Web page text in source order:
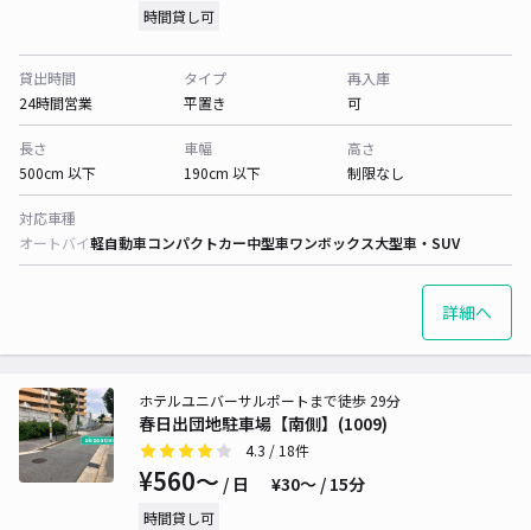
時間貸し可
貸出時間
24時間営業
タイプ
平置き
再入庫
可
長さ
500cm 以下
車幅
190cm 以下
高さ
制限なし
対応車種
オートバイ軽自動車コンパクトカー中型車ワンボックス大型車・SUV
詳細へ
春日出団地駐車場【南側】(1009)
ホテルユニバーサルポートまで徒歩 29分
4.3 / 18件
¥560〜 / 日 ¥30〜 / 15分
時間貸し可